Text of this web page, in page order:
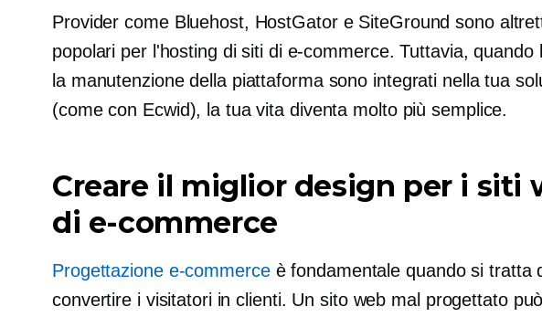
Provider come Bluehost, HostGator e SiteGround sono
popolari per l'hosting di siti di e-commerce. Tuttavia, quando
la manutenzione della piattaforma sono integrati nella tua
(come con Ecwid), la tua vita diventa molto più semplice.
Creare il miglior design per i siti
di e-commerce
Progettazione e-commerceè fondamentale quando si tratta
convertire i visitatori in clienti. Un sito web mal progettato può